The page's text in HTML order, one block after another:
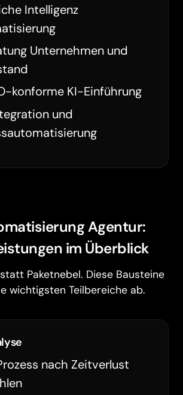
Intelligenz
Unternehmen und
konforme KI-Einführung
und
Agentur:
im Überblick
Paketnebel. Diese Bausteine
wichtigsten Teilbereiche ab.
nach Zeitverlust